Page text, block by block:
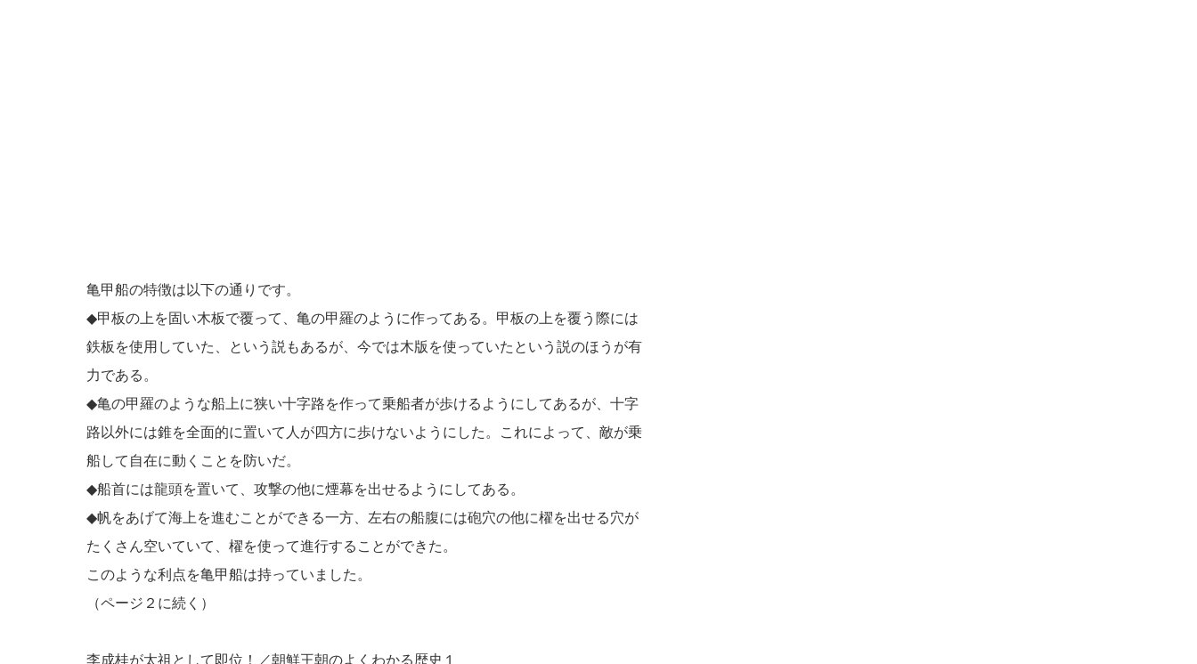
亀甲船の特徴は以下の通りです。
◆甲板の上を固い木板で覆って、亀の甲羅のように作ってある。甲板の上を覆う際には
鉄板を使用していた、という説もあるが、今では木版を使っていたという説のほうが有
力である。
◆亀の甲羅のような船上に狭い十字路を作って乗船者が歩けるようにしてあるが、十字
路以外には錐を全面的に置いて人が四方に歩けないようにした。これによって、敵が乗
船して自在に動くことを防いだ。
◆船首には龍頭を置いて、攻撃の他に煙幕を出せるようにしてある。
◆帆をあげて海上を進むことができる一方、左右の船腹には砲穴の他に櫂を出せる穴が
たくさん空いていて、櫂を使って進行することができた。
このような利点を亀甲船は持っていました。
（ページ２に続く）
李成桂が太祖として即位！／朝鮮王朝のよくわかる歴史１